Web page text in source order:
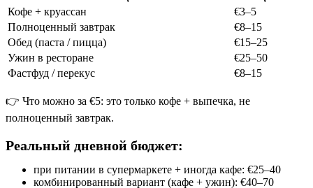
Кофе + круассан
€3–5
Полноценный завтрак
€8–15
Обед (паста / пицца)
€15–25
Ужин в ресторане
€25–50
Фастфуд / перекус
€8–15
👉 Что можно за €5: это только кофе + выпечка, не
полноценный завтрак.
Реальный дневной бюджет:
при питании в супермаркете + иногда кафе: €25–40
комбинированный вариант (кафе + ужин): €40–70